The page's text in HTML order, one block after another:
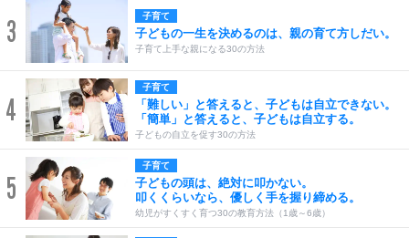
3 子育て
子どもの一生を決めるのは、親の育て方しだい。
子育て上手な親になる30の方法
4
子育て
「難しい」と答えると、子どもは自立できない。
「簡単」と答えると、子どもは自立する。
子どもの自立を促す30の方法
5
子育て
子どもの頭は、絶対に叩かない。
叩くくらいなら、優しく手を握り締める。
幼児がすくすく育つ30の教育方法（1歳～6歳）